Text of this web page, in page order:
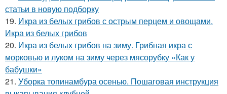
статьи в новую подборку
19. Икра из белых грибов с острым перцем и овощами.
Икра из белых грибов
20. Икра из белых грибов на зиму. Грибная икра с
морковью и луком на зиму через мясорубку «Как у
бабушки»
21. Уборка топинамбура осенью. Пошаговая инструкция